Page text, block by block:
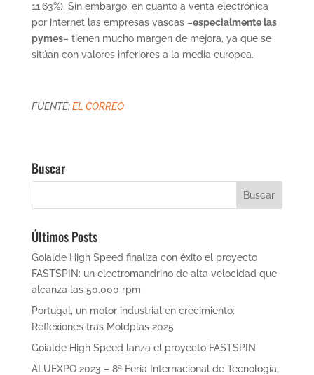
11,63%). Sin embargo, en cuanto a venta electrónica
por internet las empresas vascas –especialmente las
pymes– tienen mucho margen de mejora, ya que se
sitúan con valores inferiores a la media europea.
FUENTE:EL CORREO
Buscar
Últimos Posts
Goialde High Speed finaliza con éxito el proyecto
FASTSPIN: un electromandrino de alta velocidad que
alcanza las 50.000 rpm
Portugal, un motor industrial en crecimiento:
Reflexiones tras Moldplas 2025
Goialde High Speed lanza el proyecto FASTSPIN
ALUEXPO 2023 – 8ª Feria Internacional de Tecnología,